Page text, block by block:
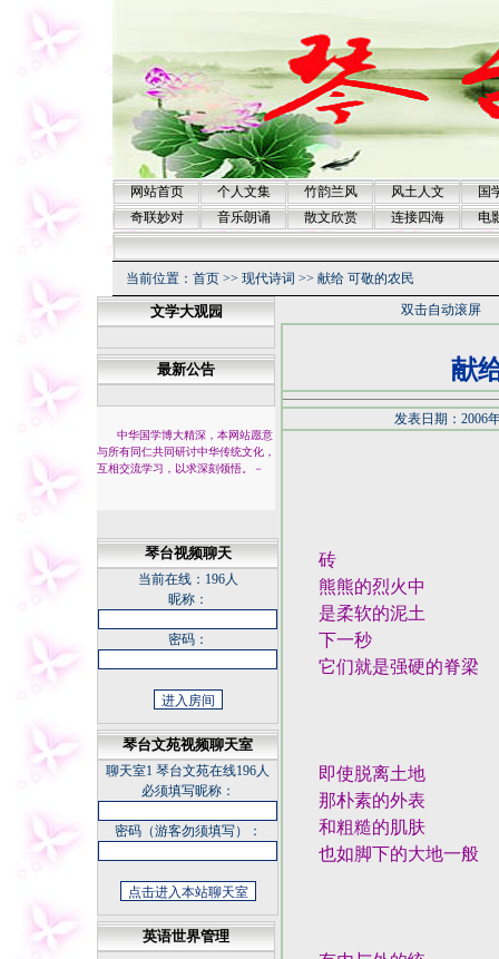
网站首页 个人文集 竹韵兰风 风土人文
国
奇联妙对
音乐朗诵 散文欣赏 连接四海 电
当前位置： 首页 >> 现代诗词 >> 献给 可敬的农民
文学大观园
最新公告
中华国学博大精深，本网站愿意
与所有同仁共同研讨中华传统文化，
互相交流学习，以求深刻领悟。
－
琴台视频聊天
当前在线： 196人
昵称：
密码：
琴台文苑视频聊天室
聊天室1 琴台文苑在线196人
必须填写昵称：
密码（游客勿须填写）：
英语世界管理
双击自动滚屏
献
发表日期：2006
砖
熊熊的烈火中
是柔软的泥土
下一秒
它们就是强硬的脊梁
即使脱离土地
那朴素的外表
和粗糙的肌肤
也如脚下的大地一般